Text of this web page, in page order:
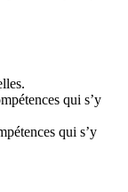
qui s’y
qui s’y